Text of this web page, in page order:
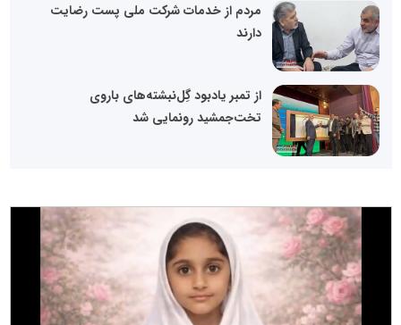
مردم از خدمات شرکت ملی پست رضایت
دارند
از تمبر یادبود گِل‌نبشته‌های باروی
تخت‌جمشید رونمایی شد